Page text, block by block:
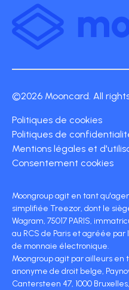
©2026 Mooncard. All
Politiques de cookies
Politiques de
Mentions légales et
Consentement cookies
Moongroup agit en tant
simplifiée Treezor, dont le
Wagram, 75017 PARIS,
au RCS de Paris et agréée par
de monnaie électronique.
Moongroup agit par ailleurs
anonyme de droit belge,
Cantersteen 47, 1000